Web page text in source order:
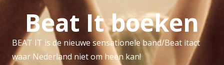
Beat It boeken
BEAT IT is de nieuwe sensationele band/Beat itact
waar Nederland niet om heen kan!